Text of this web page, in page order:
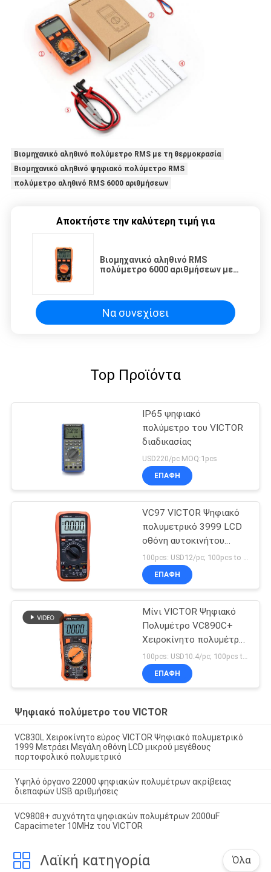
Βιομηχανικό αληθινό πολύμετρο RMS με τη θερμοκρασία
Βιομηχανικό αληθινό ψηφιακό πολύμετρο RMS
πολύμετρο αληθινό RMS 6000 αριθμήσεων
Αποκτήστε την καλύτερη τιμή για
Βιομηχανικό αληθινό RMS
πολύμετρο 6000 αριθμήσεων με
Να συνεχίσει
Top Προϊόντα
IP65 ψηφιακό
πολύμετρο του VICTOR
διαδικασίας
USD220/pc MOQ:1pcs
ΕΠΑΦΉ
VC97 VICTOR Ψηφιακό
πολυμετρικό 3999 LCD
οθόνη αυτοκινήτου
ψηφιακό πολυμετρικό
VICTOR αρχικό
εργοστάσιο
ΕΠΑΦΉ
Μίνι VICTOR Ψηφιακό
Πολυμέτρο VC890C+
Χειροκίνητο πολυμέτρο
εμβέλειας 1999 LCD
οθόνη NCV LIVE True
RMS Πολυμέτρο
ΕΠΑΦΉ
Ψηφιακό πολύμετρο του VICTOR
VC830L Χειροκίνητο εύρος VICTOR Ψηφιακό πολυμετρικό
1999 Μετράει Μεγάλη οθόνη LCD μικρού μεγέθους
πορτοφολικό πολυμετρικό
Υψηλό όργανο 22000 ψηφιακών πολυμέτρων ακρίβειας
διεπαφών USB αριθμήσεις
VC9808+ συχνότητα ψηφιακών πολυμέτρων 2000uF
Capacimeter 10MHz του VICTOR
Λαϊκή κατηγορία Όλα